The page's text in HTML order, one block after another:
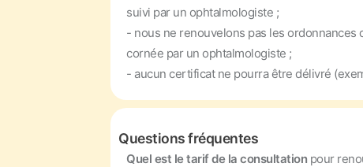
suivi par un ophtalmologiste ;
- nous ne renouvelons pas les
cornée par un ophtalmologiste ;
- aucun certificat ne pourra être délivré
Questions fréquentes
Quel est le tarif de la consultation pour